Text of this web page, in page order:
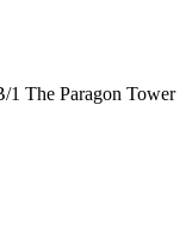
1 The Paragon Tower